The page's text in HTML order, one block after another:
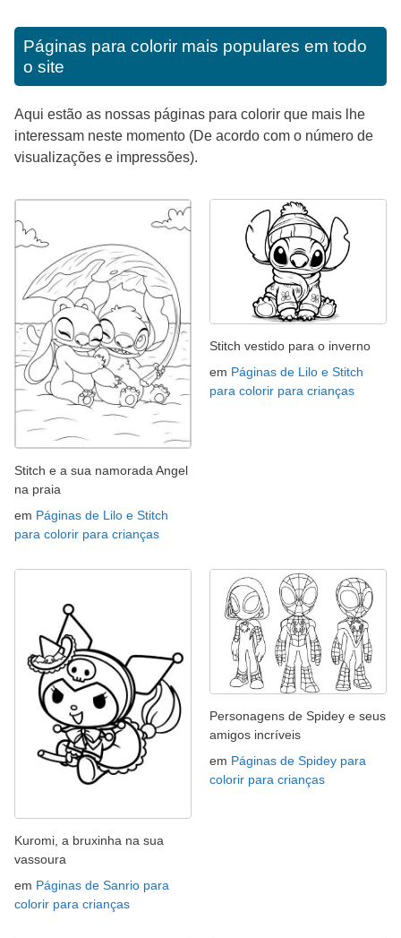
Páginas para colorir mais populares em todo
o site
Aqui estão as nossas páginas para colorir que mais lhe
interessam neste momento (De acordo com o número de
visualizações e impressões).
Stitch e a sua namorada Angel
na praia
em Páginas de Lilo e Stitch
para colorir para crianças
Stitch vestido para o inverno
em Páginas de Lilo e Stitch
para colorir para crianças
Kuromi, a bruxinha na sua
vassoura
em Páginas de Sanrio para
colorir para crianças
Personagens de Spidey e seus
amigos incríveis
em Páginas de Spidey para
colorir para crianças